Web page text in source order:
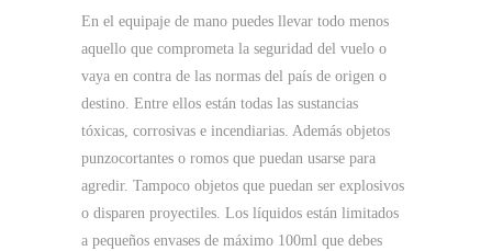
En el equipaje de mano puedes llevar todo menos
aquello que comprometa la seguridad del vuelo o
vaya en contra de las normas del país de origen o
destino. Entre ellos están todas las sustancias
tóxicas, corrosivas e incendiarias. Además objetos
punzocortantes o romos que puedan usarse para
agredir. Tampoco objetos que puedan ser explosivos
o disparen proyectiles. Los líquidos están limitados
a pequeños envases de máximo 100ml que debes